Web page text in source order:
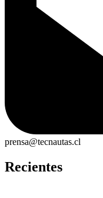
prensa@tecnautas.cl
Recientes